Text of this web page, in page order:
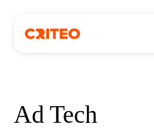
Ad Tech